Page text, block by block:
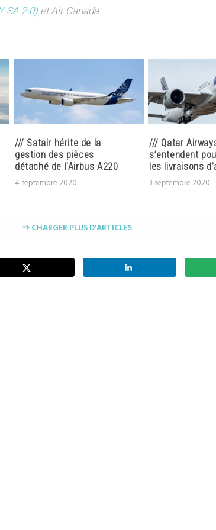
SA 2.0) et Air Canada
/// Satair hérite de la
gestion des pièces
détaché de l’Airbus A220
4 septembre 2020
/// Qatar
s’entendent
les livraisons
3 septembre 2020
⇒ CHARGER PLUS D'ARTICLES